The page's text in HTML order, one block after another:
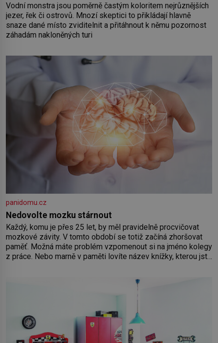
Vodní monstra jsou poměrně častým koloritem nejrůznějších
jezer, řek či ostrovů. Mnozí skeptici to přikládají hlavně
snaze dané místo zviditelnit a přitáhnout k němu pozornost
záhadám nakloněných turi
panidomu.cz
Nedovolte mozku stárnout
Každý, komu je přes 25 let, by měl pravidelně procvičovat
mozkové závity. V tomto období se totiž začíná zhoršovat
paměť. Možná máte problém vzpomenout si na jméno kolegy
z práce. Nebo marně v paměti lovíte název knížky, kterou jste